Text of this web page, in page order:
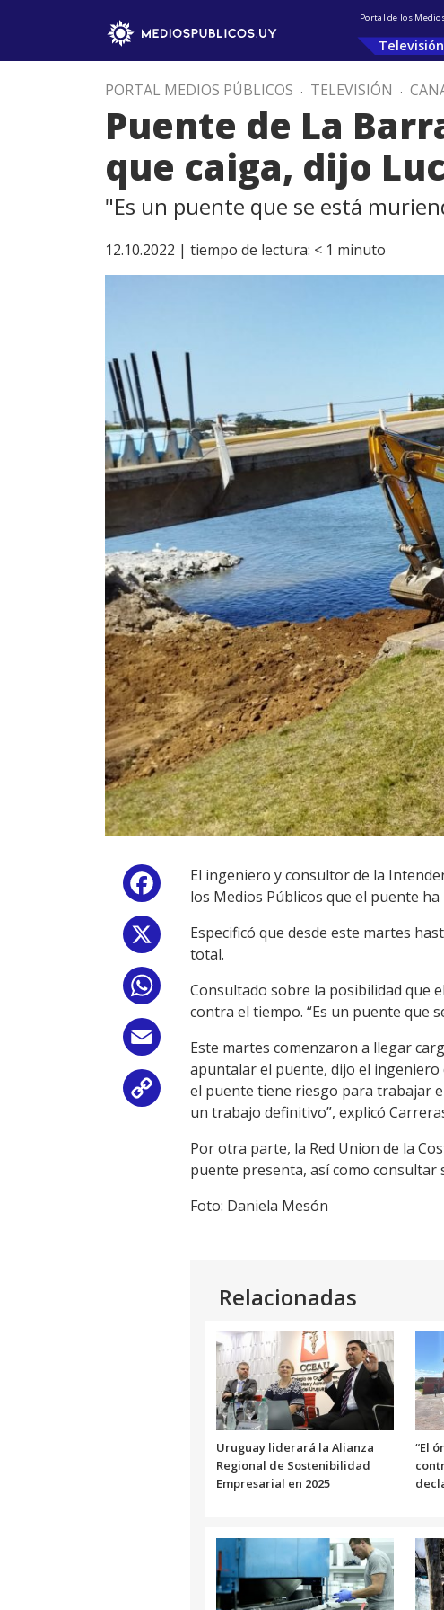
Portal de los
Televisión
PORTAL MEDIOS PÚBLICOS . TELEVISIÓN .
Puente de La
que caiga, dijo
"Es un puente que se está
12.10.2022 | tiempo de lectura: < 1 minuto
Facebook
WhatsApp
Email
Copy
El ingeniero y consultor de la
los Medios Públicos que el puente
Especificó que desde este martes
total.
Consultado sobre la posibilidad que
contra el tiempo. “Es un puente que
Este martes comenzaron a llegar
apuntalar el puente, dijo el ingeniero
el puente tiene riesgo para trabajar
un trabajo definitivo”, explicó
Por otra parte, la Red Union de la
puente presenta, así como consultar
Foto: Daniela Mesón
Relacionadas
Uruguay liderará la Alianza
Regional de Sostenibilidad
Empresarial en 2025
“El